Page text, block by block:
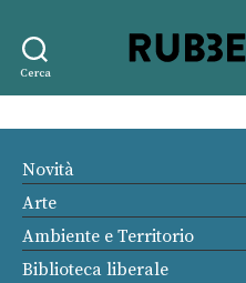
Cerca
Novità
Arte
Ambiente e Territorio
Biblioteca liberale